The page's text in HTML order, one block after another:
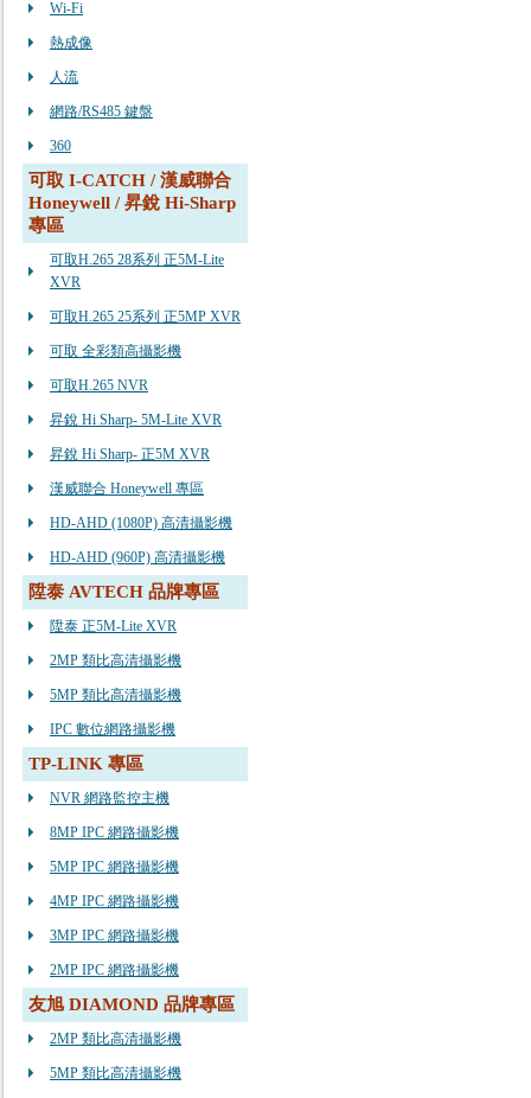
Wi-Fi
熱成像
人流
網路/RS485 鍵盤
360
可取 I-CATCH / 漢威聯合
Honeywell / 昇銳 Hi-Sharp
專區
可取H.265 28系列 正5M-Lite
XVR
可取H.265 25系列 正5MP XVR
可取 全彩類高攝影機
可取H.265 NVR
昇銳 Hi Sharp- 5M-Lite XVR
昇銳 Hi Sharp- 正5M XVR
漢威聯合 Honeywell 專區
HD-AHD (1080P) 高清攝影機
HD-AHD (960P) 高清攝影機
陞泰 AVTECH 品牌專區
陞泰 正5M-Lite XVR
2MP 類比高清攝影機
5MP 類比高清攝影機
IPC 數位網路攝影機
TP-LINK 專區
NVR 網路監控主機
8MP IPC 網路攝影機
5MP IPC 網路攝影機
4MP IPC 網路攝影機
3MP IPC 網路攝影機
2MP IPC 網路攝影機
友旭 DIAMOND 品牌專區
2MP 類比高清攝影機
5MP 類比高清攝影機